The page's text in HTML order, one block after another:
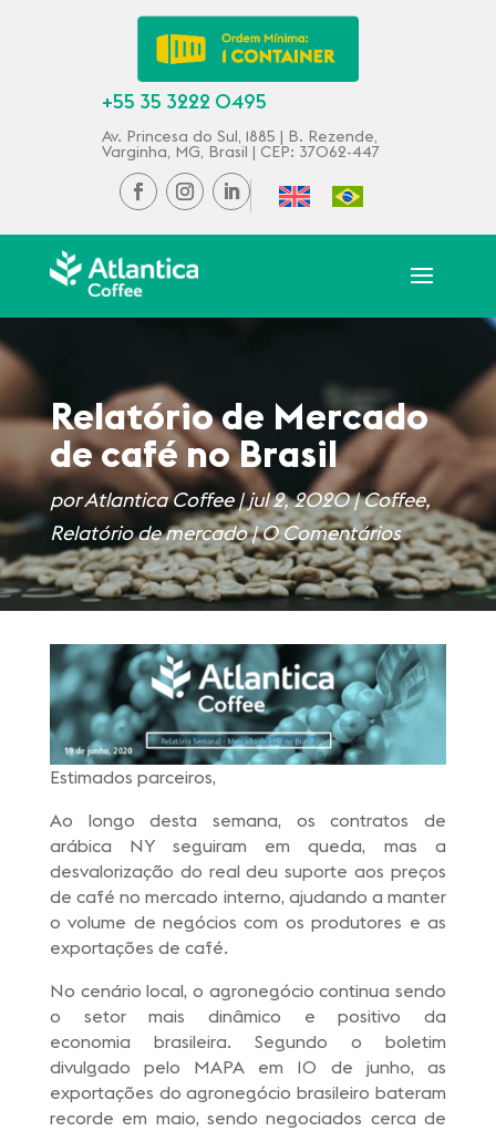
+55 35 3222 0495
Av. Princesa do Sul, 1885 | B. Rezende,
Varginha, MG, Brasil | CEP: 37062-447
Relatório de Mercado
de café no Brasil
porAtlantica Coffee|jul 2, 2020|Coffee,
Relatório de mercado|0 Comentários
Estimados parceiros,
Ao longo desta semana, os contratos de
arábica NY seguiram em queda, mas a
desvalorização do real deu suporte aos preços
de café no mercado interno, ajudando a manter
o volume de negócios com os produtores e as
exportações de café.
No cenário local, o agronegócio continua sendo
o setor mais dinâmico e positivo da
economia brasileira. Segundo o boletim
divulgado pelo MAPA em 10 de junho, as
exportações do agronegócio brasileiro bateram
recorde em maio, sendo negociados cerca de